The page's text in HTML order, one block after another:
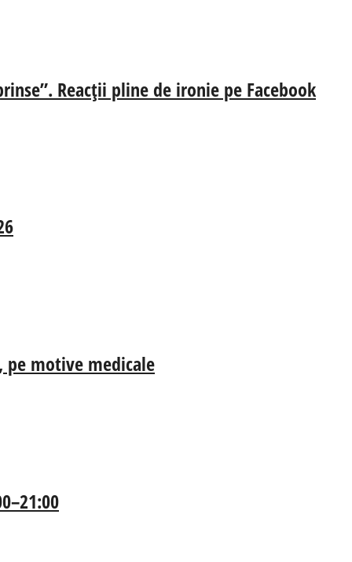
Reacții pline de ironie pe Facebook
pe motive medicale